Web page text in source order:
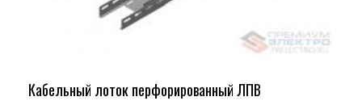
Кабельный лоток перфорированный ЛПВ